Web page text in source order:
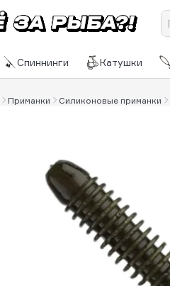
Спиннинги Катушки
Приманки Силиконовые приманки